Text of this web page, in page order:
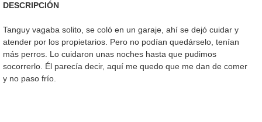
DESCRIPCIÓN
Tanguy vagaba solito, se coló en un garaje, ahí se dejó cuidar y
atender por los propietarios. Pero no podían quedárselo, tenían
más perros. Lo cuidaron unas noches hasta que pudimos
socorrerlo. Él parecía decir, aquí me quedo que me dan de comer
y no paso frío.